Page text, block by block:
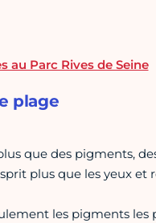
au Parc Rives de Seine
plage
que des pigments,
plus que les yeux et
les pigments les